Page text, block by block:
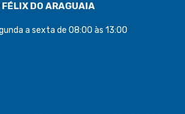
DO ARAGUAIA
a sexta de 08:00 às 13:00